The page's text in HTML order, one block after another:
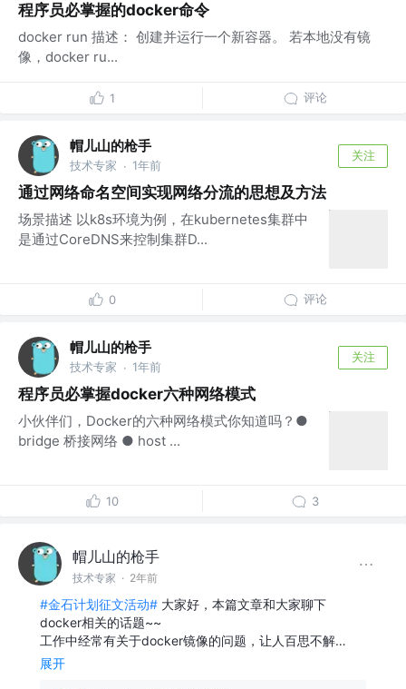
程序员必掌握的docker命令
docker run 描述： 创建并运行一个新容器。 若本地没有镜
像，docker ru...
1 评论
帽儿山的枪手
技术专家 · 1年前
关注
通过网络命名空间实现网络分流的思想及方法
场景描述 以k8s环境为例，在kubernetes集群中
是通过CoreDNS来控制集群D...
0 评论
帽儿山的枪手
技术专家 · 1年前
关注
程序员必掌握docker六种网络模式
小伙伴们，Docker的六种网络模式你知道吗？●
bridge 桥接网络 ● host ...
10 3
帽儿山的枪手
技术专家 · 2年前
#金石计划征文活动# 大家好，本篇文章和大家聊下
docker相关的话题~~
工作中经常有关于docker镜像的问题，让人百思不解…
展开